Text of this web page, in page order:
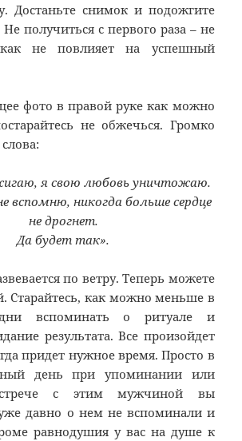
Достаньте снимок и подожгите
получиться с первого раза – не
не повлияет на успешный
фото в правой руке как можно
не обжечься. Громко
я свою любовь уничтожаю.
вспомню, никогда больше сердце
не дрогнет.
Да будет так».
по ветру. Теперь можете
Старайтесь, как можно меньше в
вспоминать о ритуале и
результата. Все произойдет
придет нужное время. Просто в
день при упоминании или
с этим мужчиной вы
давно о нем не вспоминали и
равнодушия у вас на душе к